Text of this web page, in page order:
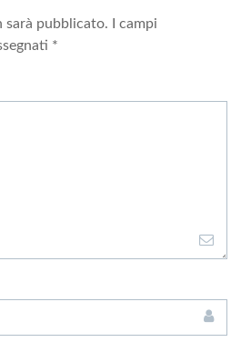
sarà pubblicato. I campi
*